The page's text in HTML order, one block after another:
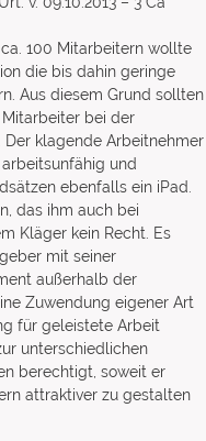
100 Mitarbeitern wollte
die bis dahin geringe
Aus diesem Grund sollten
bei der
Der klagende Arbeitnehmer
und
ebenfalls ein iPad.
das ihm auch bei
Kläger kein Recht. Es
mit seiner
außerhalb der
Zuwendung eigener Art
für geleistete Arbeit
unterschiedlichen
berechtigt, soweit er
attraktiver zu gestalten